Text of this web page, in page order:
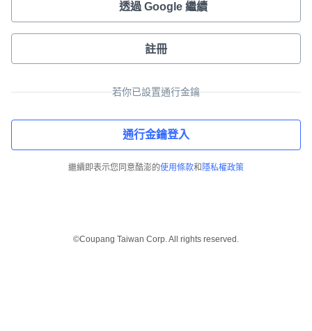
透過 Google 繼續
註冊
若你已設置通行金鑰
通行金鑰登入
繼續即表示您同意酷澎的使用條款和 隱私權政策
©Coupang Taiwan Corp. All rights reserved.